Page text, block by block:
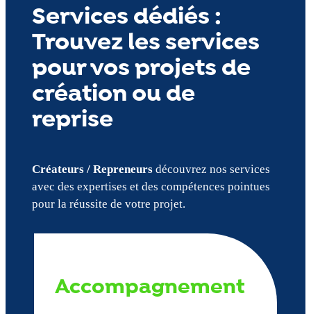
Services dédiés :
Trouvez les services
pour vos projets de
création ou de
reprise
Créateurs / Repreneursdécouvrez nos services
avec des expertises et des compétences pointues
pour la réussite de votre projet.
Accompagnement